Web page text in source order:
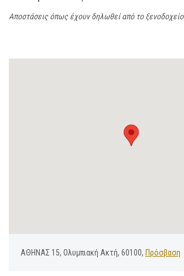
Αποστάσεις όπως έχουν δηλωθεί από το ξενοδοχείο
ΑΘΗΝΑΣ 15, Ολυμπιακή Ακτή, 60100, Πρόσβαση